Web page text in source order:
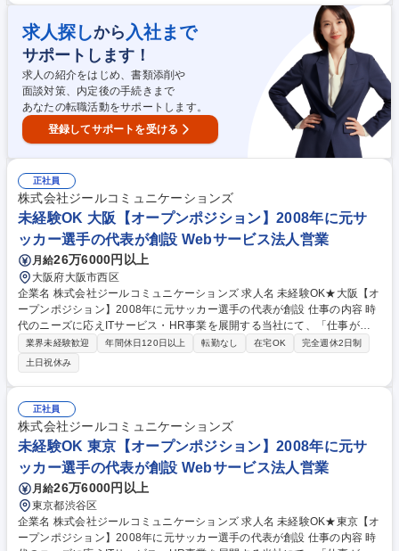
企画・立案、試合当日のイベント運営サポート等。企業の皆さまに応援し
たいと思っていただける企画を生み出し、ファンの方々が「また来たい」
と感じる体験をつくる。自由な発想と周囲を巻き込む推進力で、新しい挑
戦を次々とかたちにできるのが当クラブで働く面白さです。 募集職種 未
経験歓迎【スポンサー営業】女子プロサッカー/地域貢献/風通し◎/賞与4
か月分
求人探しから 入社まで
サポートします！
求人の紹介をはじめ、書類添削や
面談対策、内定後の手続きまで
あなたの転職活動をサポートします。
登録してサポートを受ける
正社員
株式会社ジールコミュニケーションズ
未経験OK 大阪【オープンポジション】2008年に元サ
ッカー選手の代表が創設 Webサービス法人営業
月給26万6000円以上
大阪府大阪市西区
企業名 株式会社ジールコミュニケーションズ 求人名 未経験OK★大阪【オ
ープンポジション】2008年に元サッカー選手の代表が創設 仕事の内容 時
代のニーズに応えITサービス・HR事業を展開する当社にて、「仕事が楽
しいと、人生が楽しい。」というスローガンのもと、一緒に働きません
か？貴方のご希望と適性に合わせて職種を相談していくポジションです！
■HR事業：採用実施企業の開拓をお任せします。テレアポ～企業訪問・商
談を通して実際に担当者から採用ニーズをヒアリングし、最適なサービス
をご提案します。 ■デジタルリスク事業:インターネット上の誹謗中傷やネ
ガティブな情報が表示されてしまう企業に対して、「風評被害対策」とい
うソリューションを提案。 募集職種 未経験OK★大阪【オープンポジショ
ン】2008年に元サッカー選手の代表が創設
業界未経験歓迎 年間休日120日以上 転勤なし 在宅OK
完全週休2日制
土日祝休み
正社員
株式会社ジールコミュニケーションズ
未経験OK 東京【オープンポジション】2008年に元サ
ッカー選手の代表が創設 Webサービス法人営業
月給26万6000円以上
東京都渋谷区
企業名 株式会社ジールコミュニケーションズ 求人名 未経験OK★東京【オ
ープンポジション】2008年に元サッカー選手の代表が創設 仕事の内容 時